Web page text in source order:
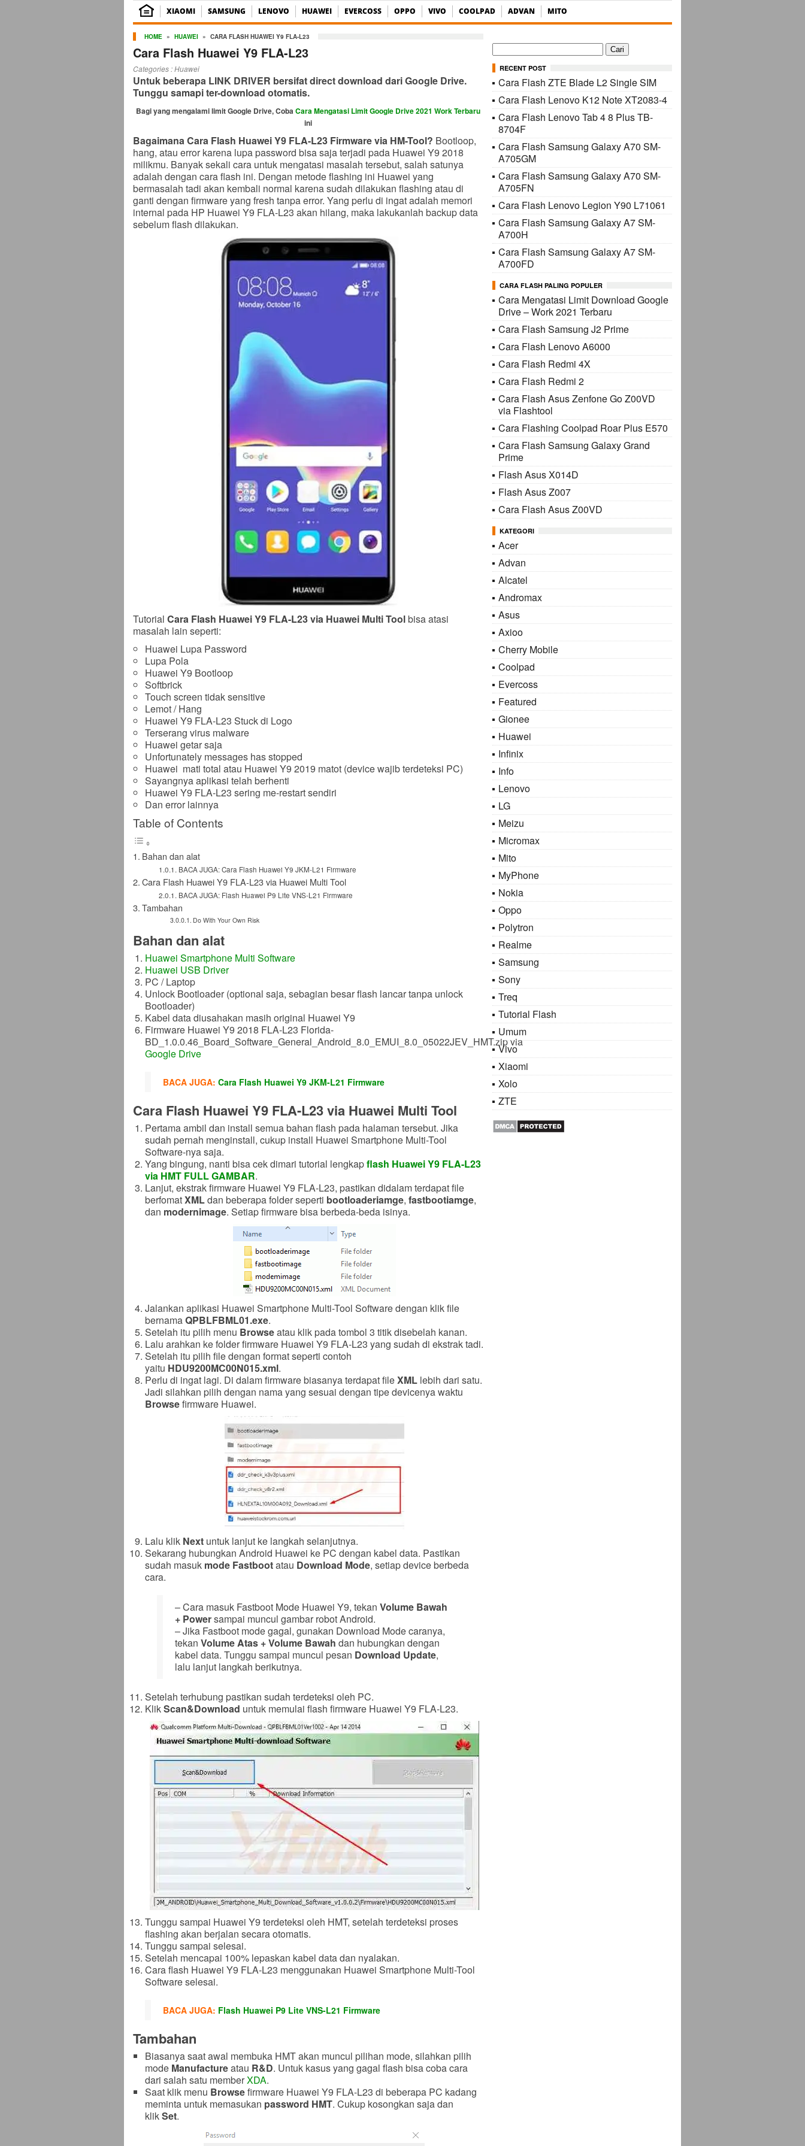
XIAOMI SAMSUNG LENOVO HUAWEI EVERCOSS OPPO VIVO COOLPAD ADVAN MITO
HOME » HUAWEI » CARA FLASH HUAWEI Y9 FLA-L23
Cara Flash Huawei Y9 FLA-L23
Categories :Huawei
Untuk beberapa LINK DRIVER bersifat direct download dari Google Drive.
Tunggu samapi ter-download otomatis.
Bagi yang mengalami limit Google Drive, CobaCara Mengatasi Limit Google Drive 2021 Work Terbaru
ini
Bagaimana Cara Flash Huawei Y9 FLA-L23 Firmware via HM-Tool? Bootloop,
hang, atau error karena lupa password bisa saja terjadi pada Huawei Y9 2018
milikmu. Banyak sekali cara untuk mengatasi masalah tersebut, salah satunya
adalah dengan cara flash ini. Dengan metode flashing ini Huawei yang
bermasalah tadi akan kembali normal karena sudah dilakukan flashing atau di
ganti dengan firmware yang fresh tanpa error. Yang perlu di ingat adalah memori
internal pada HP Huawei Y9 FLA-L23 akan hilang, maka lakukanlah backup data
sebelum flash dilakukan.
Tutorial Cara Flash Huawei Y9 FLA-L23 via Huawei Multi Toolbisa atasi
masalah lain seperti:
Huawei Lupa Password
Lupa Pola
Huawei Y9 Bootloop
Softbrick
Touch screen tidak sensitive
Lemot / Hang
Huawei Y9 FLA-L23 Stuck di Logo
Terserang virus malware
Huawei getar saja
Unfortunately messages has stopped
Huawei mati total atau Huawei Y9 2019 matot (device wajib terdeteksi PC)
Sayangnya aplikasi telah berhenti
Huawei Y9 FLA-L23 sering me-restart sendiri
Dan error lainnya
Table of Contents
Bahan dan alat
BACA JUGA: Cara Flash Huawei Y9 JKM-L21 Firmware
Cara Flash Huawei Y9 FLA-L23 via Huawei Multi Tool
BACA JUGA: Flash Huawei P9 Lite VNS-L21 Firmware
Tambahan
Do With Your Own Risk
Bahan dan alat
Huawei Smartphone Multi Software
Huawei USB Driver
PC / Laptop
Unlock Bootloader (optional saja, sebagian besar flash lancar tanpa unlock
Bootloader)
Kabel data diusahakan masih original Huawei Y9
Firmware Huawei Y9 2018 FLA-L23 Florida-
BD_1.0.0.46_Board_Software_General_Android_8.0_EMUI_8.0_05022JEV_HMT.zip via
Google Drive
BACA JUGA: Cara Flash Huawei Y9 JKM-L21 Firmware
Cara Flash Huawei Y9 FLA-L23 via Huawei Multi Tool
Pertama ambil dan install semua bahan flash pada halaman tersebut. Jika
sudah pernah menginstall, cukup install Huawei Smartphone Multi-Tool
Software-nya saja.
Yang bingung, nanti bisa cek dimari tutorial lengkapflash Huawei Y9 FLA-L23
via HMT FULL GAMBAR.
Lanjut, ekstrak firmware Huawei Y9 FLA-L23, pastikan didalam terdapat file
berfomatXMLdan beberapa folder seperti bootloaderiamge, fastbootiamge,
dan modernimage. Setiap firmware bisa berbeda-beda isinya.
Jalankan aplikasi Huawei Smartphone Multi-Tool Software dengan klik file
bernamaQPBLFBML01.exe.
Setelah itu pilih menu Browseatau klik pada tombol 3 titik disebelah kanan.
Lalu arahkan ke folder firmware Huawei Y9 FLA-L23 yang sudah di ekstrak tadi.
Setelah itu pilih file dengan format seperti contoh
yaitu HDU9200MC00N015.xml.
Perlu di ingat lagi. Di dalam firmware biasanya terdapat fileXML lebih dari satu.
Jadi silahkan pilih dengan nama yang sesuai dengan tipe devicenya waktu
Browsefirmware Huawei.
Lalu klik Next untuk lanjut ke langkah selanjutnya.
Sekarang hubungkan Android Huawei ke PC dengan kabel data. Pastikan
sudah masuk mode Fastbootatau Download Mode, setiap device berbeda
cara.
– Cara masuk Fastboot Mode Huawei Y9, tekan Volume Bawah
+ Powersampai muncul gambar robot Android.
– Jika Fastboot mode gagal, gunakan Download Mode caranya,
tekan Volume Atas + Volume Bawah dan hubungkan dengan
kabel data. Tunggu sampai muncul pesan Download Update,
lalu lanjut langkah berikutnya.
Setelah terhubung pastikan sudah terdeteksi oleh PC.
KlikScan&Download untuk memulai flash firmware Huawei Y9 FLA-L23.
Tunggu sampai Huawei Y9 terdeteksi oleh HMT, setelah terdeteksi proses
flashing akan berjalan secara otomatis.
Tunggu sampai selesai.
Setelah mencapai 100% lepaskan kabel data dan nyalakan.
Cara flash Huawei Y9 FLA-L23 menggunakan Huawei Smartphone Multi-Tool
Software selesai.
BACA JUGA: Flash Huawei P9 Lite VNS-L21 Firmware
Tambahan
Biasanya saat awal membuka HMT akan muncul pilihan mode, silahkan pilih
mode Manufactureatau R&D. Untuk kasus yang gagal flash bisa coba cara
dari salah satu memberXDA.
Saat klik menu Browsefirmware Huawei Y9 FLA-L23 di beberapa PC kadang
meminta untuk memasukan password HMT. Cukup kosongkan saja dan
klikSet.
Cari
untuk:
RECENT POST
Cara Flash ZTE Blade L2 Single SIM
Cara Flash Lenovo K12 Note XT2083-4
Cara Flash Lenovo Tab 4 8 Plus TB-
8704F
Cara Flash Samsung Galaxy A70 SM-
A705GM
Cara Flash Samsung Galaxy A70 SM-
A705FN
Cara Flash Lenovo Legion Y90 L71061
Cara Flash Samsung Galaxy A7 SM-
A700H
Cara Flash Samsung Galaxy A7 SM-
A700FD
CARA FLASH PALING POPULER
Cara Mengatasi Limit Download Google
Drive – Work 2021 Terbaru
Cara Flash Samsung J2 Prime
Cara Flash Lenovo A6000
Cara Flash Redmi 4X
Cara Flash Redmi 2
Cara Flash Asus Zenfone Go Z00VD
via Flashtool
Cara Flashing Coolpad Roar Plus E570
Cara Flash Samsung Galaxy Grand
Prime
Flash Asus X014D
Flash Asus Z007
Cara Flash Asus Z00VD
KATEGORI
Acer
Advan
Alcatel
Andromax
Asus
Axioo
Cherry Mobile
Coolpad
Evercoss
Featured
Gionee
Huawei
Infinix
Info
Lenovo
LG
Meizu
Micromax
Mito
MyPhone
Nokia
Oppo
Polytron
Realme
Samsung
Sony
Treq
Tutorial Flash
Umum
Vivo
Xiaomi
Xolo
ZTE